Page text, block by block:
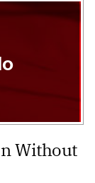
Without